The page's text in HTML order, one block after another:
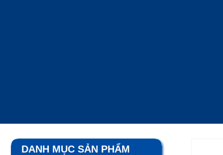
DANH MỤC SẢN PHẨM